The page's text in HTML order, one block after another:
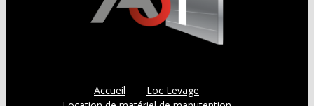
Accueil
Loc Levage